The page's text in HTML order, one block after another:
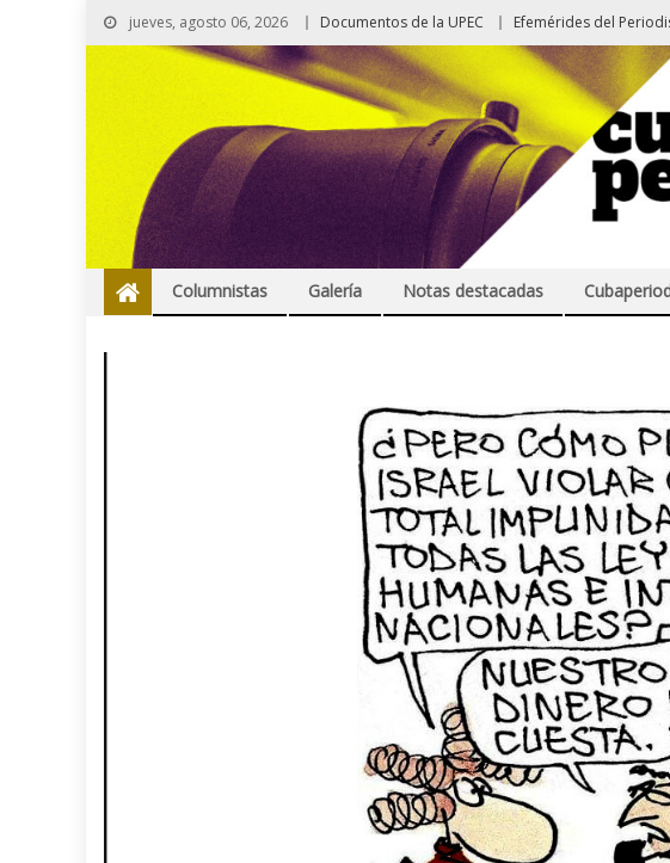
jueves, agosto 06, 2026 Documentos de la UPEC Efemérides del
Columnistas Galería Notas destacadas